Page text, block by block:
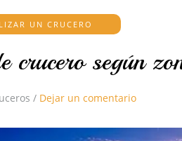
UN CRUCERO
crucero según
/ Dejar un comentario